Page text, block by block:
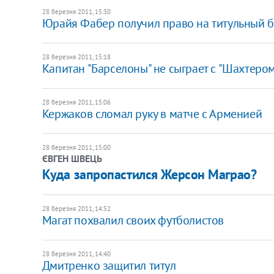
28 березня 2011, 15:30
Юрайя Фабер получил право на титульный
28 березня 2011, 15:18
Капитан "Барселоны" не сыграет с
28 березня 2011, 15:06
Кержаков сломал руку в матче с Арменией
28 березня 2011, 15:00
ЄВГЕН ШВЕЦЬ
Куда запропастился Жерсон Маграо?
28 березня 2011, 14:52
Магат похвалил своих футболистов
28 березня 2011, 14:40
Дмитренко защитил титул